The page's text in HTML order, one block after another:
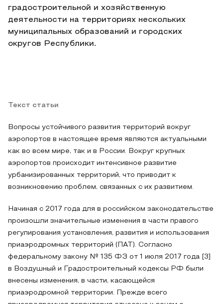
градостроительной и хозяйственную
деятельности на территориях нескольких
муниципальных образований и городских
округов Республики.
Текст статьи
Вопросы устойчивого развития территорий вокруг
аэропортов в настоящее время являются актуальными
как во всем мире, так и в России. Вокруг крупных
аэропортов происходит интенсивное развитие
урбанизированных территорий, что приводит к
возникновению проблем, связанных с их развитием.
Начиная с 2017 года для в российском законодательстве
произошли значительные изменения в части правого
регулирования установления, развития и использования
приаэродромных территорий (ПАТ). Согласно
федеральному закону № 135 ФЗ от 1 июля 2017 года [3]
в Воздушный и Градостроительный кодексы РФ были
внесены изменения, в части, касающейся
приаэродромной территории. Прежде всего